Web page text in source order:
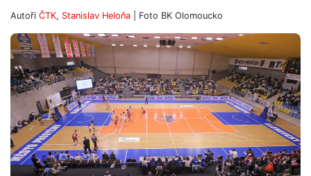
Autoři ČTK, Stanislav Heloňa | Foto BK Olomoucko